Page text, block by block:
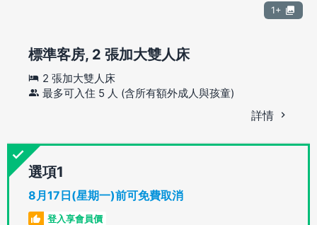
1+
標準客房, 2 張加大雙人床
2 張加大雙人床
最多可入住 5 人 (含所有額外成人與孩童)
詳情
選項
8月17日(星期一)前可免費取消
登入享會員價